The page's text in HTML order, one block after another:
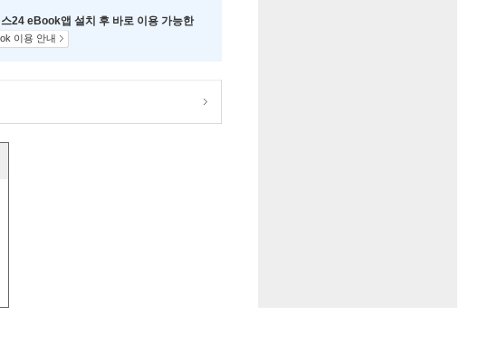
24 eBook앱 설치 후 바로 이용 가능한
이용 안내